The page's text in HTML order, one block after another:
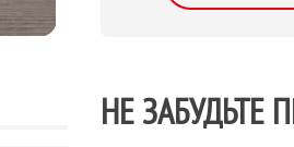
НЕ ЗАБУДЬТЕ